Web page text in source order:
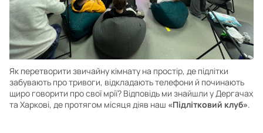
Як перетворити звичайну кімнату на простір, де підлітки
забувають про тривоги, відкладають телефони й починають
щиро говорити про свої мрії? Відповідь ми знайшли у Дергачах
та Харкові, де протягом місяця діяв наш «Підлітковий клуб».